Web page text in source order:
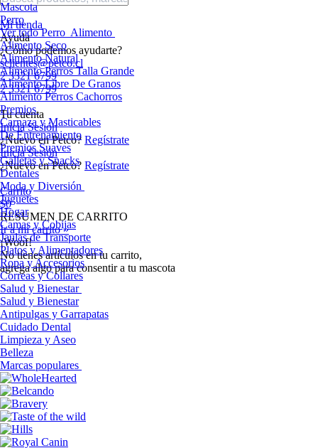
Mi tienda
Ayuda
¿Cómo podemos ayudarte?
sclientes@petco.cl
2 3321 6799
2 3321 6799
Tu cuenta
Inicia Sesión
¿Nuevo en Petco? Regístrate
Inicia Sesión
¿Nuevo en Petco? Regístrate
Carrito
$0
RESUMEN DE CARRITO
Ir a mi carrito »
¡Woof!
No tíenes artículos en tu carrito,
agrega algo para consentir a tu mascota
Mascota
Perro
Ver todo Perro Alimento
Alimento Seco
Alimento Natural
Alimento Perros Talla Grande
Alimento Libre De Granos
Alimento Perros Cachorros
Premios
Carnaza y Masticables
De Entrenamiento
Premios Suaves
Galletas y Snacks
Dentales
Moda y Diversión
Juguetes
Hogar
Camas y Cobijas
Jaulas de Transporte
Platos y Alimentadores
Ropa y Accesorios
Correas y Collares
Salud y Bienestar
Salud y Bienestar
Antipulgas y Garrapatas
Cuidado Dental
Limpieza y Aseo
Belleza
Marcas populares